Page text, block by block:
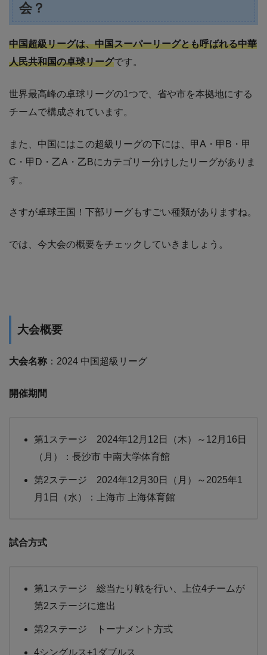
会？
中国超級リーグは、中国スーパーリーグとも呼ばれる中華
人民共和国の卓球リーグです。
世界最高峰の卓球リーグの1つで、省や市を本拠地にする
チームで構成されています。
また、中国にはこの超級リーグの下には、甲A・甲B・甲
C・甲D・乙A・乙Bにカテゴリー分けしたリーグがありま
す。
さすが卓球王国！下部リーグもすごい種類がありますね。
では、今大会の概要をチェックしていきましょう。
大会概要
大会名称 ：2024 中国超級リーグ
開催期間
第1ステージ 2024年12月12日（木）～12月16日
（月）：長沙市 中南大学体育館
第2ステージ 2024年12月30日（月）～2025年1
月1日（水）：上海市 上海体育館
試合方式
第1ステージ 総当たり戦を行い、上位4チームが
第2ステージに進出
第2ステージ トーナメント方式
4シングルス+1ダブルス